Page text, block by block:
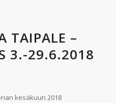
TAIPALE –
3.-29.6.2018
kesäkuun 2018